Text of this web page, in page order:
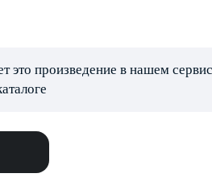
это произведение в нашем